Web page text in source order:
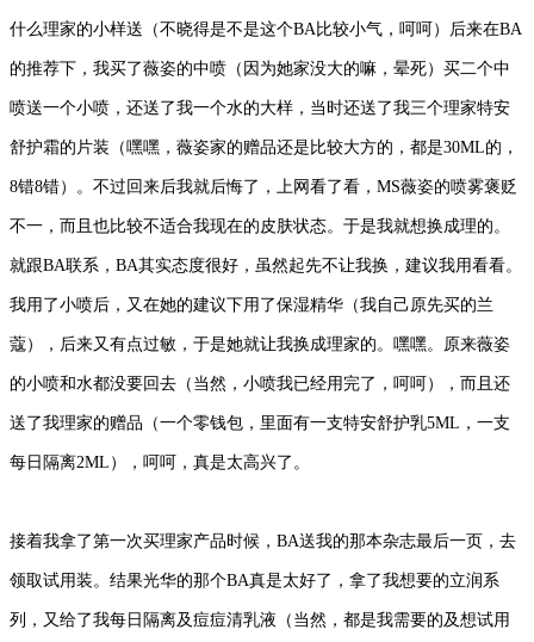
什么理家的小样送（不晓得是不是这个BA比较小气，呵呵）后来在BA
的推荐下，我买了薇姿的中喷（因为她家没大的嘛，晕死）买二个中
喷送一个小喷，还送了我一个水的大样，当时还送了我三个理家特安
舒护霜的片装（嘿嘿，薇姿家的赠品还是比较大方的，都是30ML的，
8错8错）。不过回来后我就后悔了，上网看了看，MS薇姿的喷雾褒贬
不一，而且也比较不适合我现在的皮肤状态。于是我就想换成理的。
就跟BA联系，BA其实态度很好，虽然起先不让我换，建议我用看看。
我用了小喷后，又在她的建议下用了保湿精华（我自己原先买的兰
蔻），后来又有点过敏，于是她就让我换成理家的。嘿嘿。原来薇姿
的小喷和水都没要回去（当然，小喷我已经用完了，呵呵），而且还
送了我理家的赠品（一个零钱包，里面有一支特安舒护乳5ML，一支
每日隔离2ML），呵呵，真是太高兴了。
接着我拿了第一次买理家产品时候，BA送我的那本杂志最后一页，去
领取试用装。结果光华的那个BA真是太好了，拿了我想要的立润系
列，又给了我每日隔离及痘痘清乳液（当然，都是我需要的及想试用